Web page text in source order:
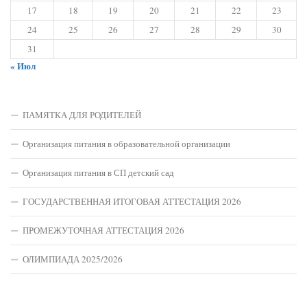
17
18 19 20 21 22
23
24
25 26 27 28 29
30
31
« Июл
ПАМЯТКА ДЛЯ РОДИТЕЛЕЙ
Организация питания в образовательной организации
Организация питания в СП детский сад
ГОСУДАРСТВЕННАЯ ИТОГОВАЯ АТТЕСТАЦИЯ 2026
ПРОМЕЖУТОЧНАЯ АТТЕСТАЦИЯ 2026
ОЛИМПИАДА 2025/2026